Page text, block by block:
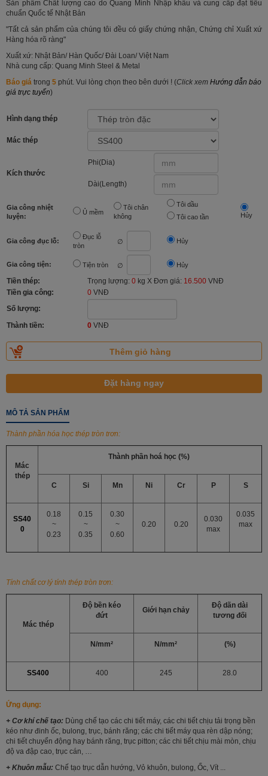
Sản phẩm Chất lượng cao do Quang Minh Nhập khẩu và cung cấp đạt tiêu
chuẩn Quốc tế Nhật Bản
"Tất cả sản phẩm của chúng tôi đều có giấy chứng nhận, Chứng chỉ Xuất xứ
Hàng hóa rõ ràng"
Xuất xứ: Nhật Bản/ Hàn Quốc/ Đài Loan/ Việt Nam
Nhà cung cấp: Quang Minh Steel & Metal
Báo giá trong 5 phút. Vui lòng chọn theo bên dưới ! (Click xem Hướng dẫn báo
giá trực tuyến)
Hình dạng thép
Mác thép
Kích thước
Phi(Dia)
Dài(Length)
Gia công nhiệt
luyện:
Ủ mềm
Tôi chân
không
Tôi dầu
Tôi cao tần
Hủy
Gia công đục lỗ:
Đục lỗ
tròn
∅ Hủy
Gia công tiện: Tiện tròn ∅ Hủy
Tiền thép: Trọng lượng: 0 kg X Đơn giá: 16.500 VNĐ
Tiền gia công:
0 VNĐ
Số lượng:
Thành tiền:
0 VNĐ
MÔ TẢ SẢN PHẨM
Thành phần hóa học thép tròn trơn:
Mác
thép
Thành phần hoá học (%)
C Si Mn Ni Cr P S
SS40
0
0.18
~
0.23
0.15
~
0.35
0.30
~
0.60
0.20 0.20
0.030
max
0.035
max
Tính chất cơ lý tính thép tròn trơn:
Mác thép
Độ bền kéo
đứt
Giới hạn chảy
Độ dãn dài
tương đối
N/mm² N/mm² (%)
SS400 400 245 28.0
Ứng dụng:
+ Cơ khí chế tạo: Dùng chế tạo các chi tiết máy, các chi tiết chịu tải trọng bền
kéo như đinh ốc, bulong, trục, bánh răng; các chi tiết máy qua rèn dập nóng;
chi tiết chuyển động hay bánh răng, trục pitton; các chi tiết chịu mài mòn, chịu
độ va đập cao, trục cán, …
+ Khuôn mẫu: Chế tạo trục dẫn hướng, Vỏ khuôn, bulong, Ốc, Vít ...